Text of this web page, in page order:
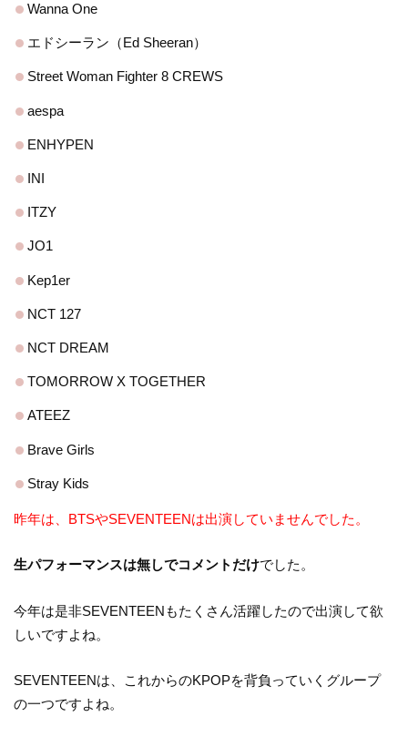
Wanna One
エドシーラン（Ed Sheeran）
Street Woman Fighter 8 CREWS
aespa
ENHYPEN
INI
ITZY
JO1
Kep1er
NCT 127
NCT DREAM
TOMORROW X TOGETHER
ATEEZ
Brave Girls
Stray Kids
昨年は、BTSやSEVENTEENは出演していませんでした。
生パフォーマンスは無しでコメントだけでした。
今年は是非SEVENTEENもたくさん活躍したので出演して欲
しいですよね。
SEVENTEENは、これからのKPOPを背負っていくグループ
の一つですよね。